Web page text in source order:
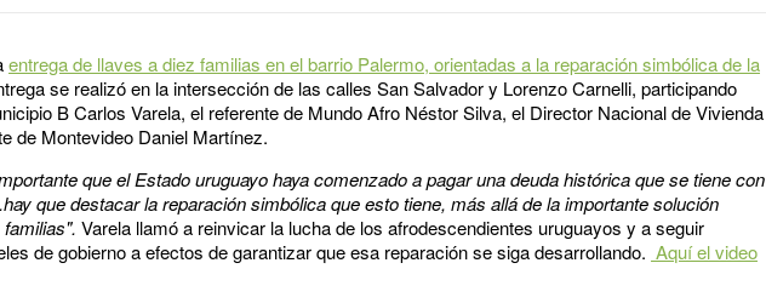
entrega de llaves a diez familias en el barrio Palermo, orientadas a la reparación simbólica de la
se realizó en la intersección de las calles San Salvador y Lorenzo Carnelli, participando
B Carlos Varela, el referente de Mundo Afro Néstor Silva, el Director Nacional de Vivienda
de Montevideo Daniel Martínez.
que el Estado uruguayo haya comenzado a pagar una deuda histórica que se tiene con
que destacar la reparación simbólica que esto tiene, más allá de la importante solución
Varela llamó a reinvicar la lucha de los afrodescendientes uruguayos y a seguir
de gobierno a efectos de garantizar que esa reparación se siga desarrollando. Aquí el video